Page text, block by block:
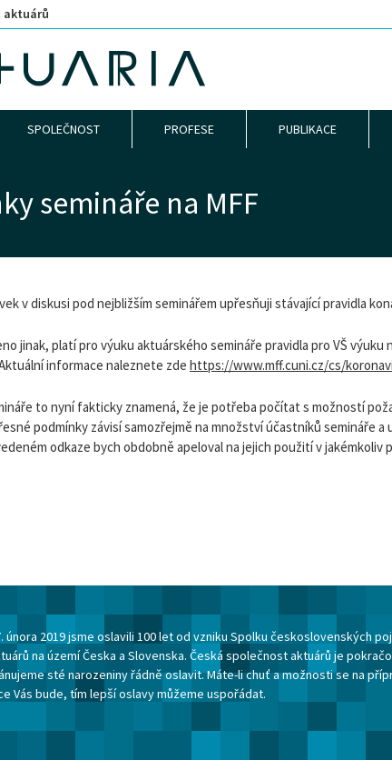
aktuárů
SPOLEČNOST PROFESE PUBLIKACE
semináře na MFF
v diskusi pod nejbližším seminářem upřesňuji stávající pravidla
jinak, platí pro výuku aktuárského semináře pravidla pro VŠ výuku
informace naleznete zde https://www.mff.cuni.cz/cs/
to nyní fakticky znamená, že je potřeba počítat s možností
podmínky závisí samozřejmě na množství účastníků semináře
odkaze bych obdobně apeloval na jejich použití v jakémkoliv
února 2019 jsme oslavili 100 let od vzniku Spolku československých
na území Česka a Slovenska. Česká společnost aktuárů je
sté narozeniny řádně oslavit. Máte-li chuť a možnosti se na
Vás bude, tím lepší oslavy můžeme uspořádat.